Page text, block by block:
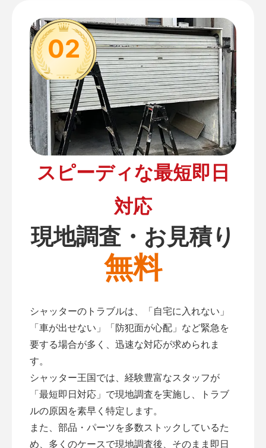
02
スピーディな最短即日
対応
現地調査・お見積り
無料
シャッターのトラブルは、「自宅に入れない」
「車が出せない」「防犯面が心配」など緊急を
要する場合が多く、迅速な対応が求められま
す。
シャッター王国では、経験豊富なスタッフが
「最短即日対応」で現地調査を実施し、トラブ
ルの原因を素早く特定します。
また、部品・パーツを多数ストックしているた
め、多くのケースで現地調査後、そのまま即日